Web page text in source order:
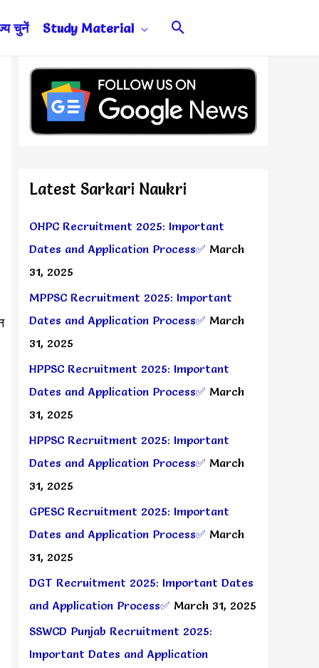
चुनें Study Material Search
Latest Sarkari Naukri
OHPC Recruitment 2025: Important
Dates and Application Process✅ March
31, 2025
MPPSC Recruitment 2025: Important
Dates and Application Process✅ March
31, 2025
HPPSC Recruitment 2025: Important
Dates and Application Process✅ March
31, 2025
HPPSC Recruitment 2025: Important
Dates and Application Process✅ March
31, 2025
GPESC Recruitment 2025: Important
Dates and Application Process✅ March
31, 2025
DGT Recruitment 2025: Important Dates
and Application Process✅ March 31, 2025
SSWCD Punjab Recruitment 2025:
Important Dates and Application